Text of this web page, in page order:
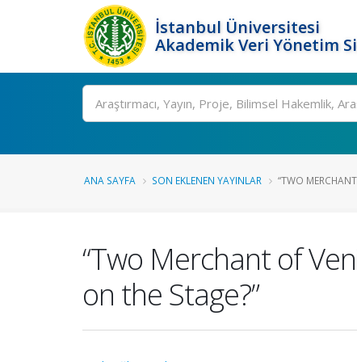
İstanbul Üniversitesi
Akademik Veri Yönetim
Ara
ANA SAYFA SON EKLENEN YAYINLAR “TWO
“Two Merchant of
on the Stage?”